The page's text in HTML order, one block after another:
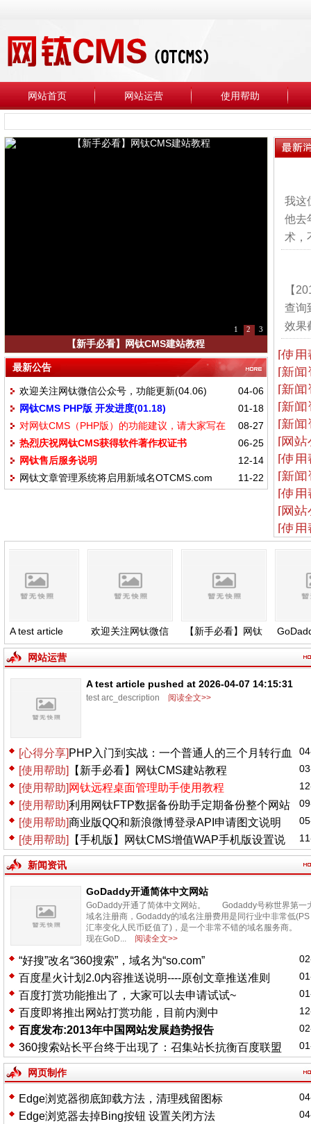
网站首页 网站运营 使用帮助
1 2 3
【新手必看】网钛CMS建站教程
最新公告
04-06
欢迎关注网钛微信公众号，功能更新(04.06)
01-18
网钛CMS PHP版 开发进度(01.18)
08-27
对网钛CMS（PHP版）的功能建议，请大家写在
这里
06-25
热烈庆祝网钛CMS获得软件著作权证书
12-14
网钛售后服务说明
11-22
网钛文章管理系统将启用新域名OTCMS.com
我这
他去
术，
【
查询
效果
[使
[新
[新
[新
[新
[网
[使
[新
[使
[网
[使
test article
at 2026-
07 14:15:31
欢迎关注网钛微信
公众号，功能更新
【新手必看】网钛
CMS建站教程
中文
网站运营
A test article pushed at 2026-04-07 14:15:31
test arc_description 阅读全文>>
[心得分享]PHP入门到实战：一个普通人的三个月转行血
泪史
[使用帮助] 【新手必看】网钛CMS建站教程
[使用帮助]网钛远程桌面管理助手使用教程
[使用帮助]利用网钛FTP数据备份助手定期备份整个网站
[使用帮助]商业版QQ和新浪微博登录API申请图文说明
[使用帮助] 【手机版】网钛CMS增值WAP手机版设置说
明新闻资讯
GoDaddy开通简体中文网站
GoDaddy开通了简体中文网站。 Godaddy号称世界第一
域名注册商，Godaddy的域名注册费用是同行业中非常低
汇率变化人民币贬值了)，是一个非常不错的域名服务商
现在GoD...
阅读全文>>
“好搜”改名“360搜索”，域名为“so.com”
百度星火计划2.0内容推送说明----原创文章推送准则
百度打赏功能推出了，大家可以去申请试试~
百度即将推出网站打赏功能，目前内测中
百度发布:2013年中国网站发展趋势报告
360搜索站长平台终于出现了：召集站长抗衡百度联盟
网页制作
Edge浏览器彻底卸载方法，清理残留图标
Edge浏览器去掉Bing按钮 设置关闭方法